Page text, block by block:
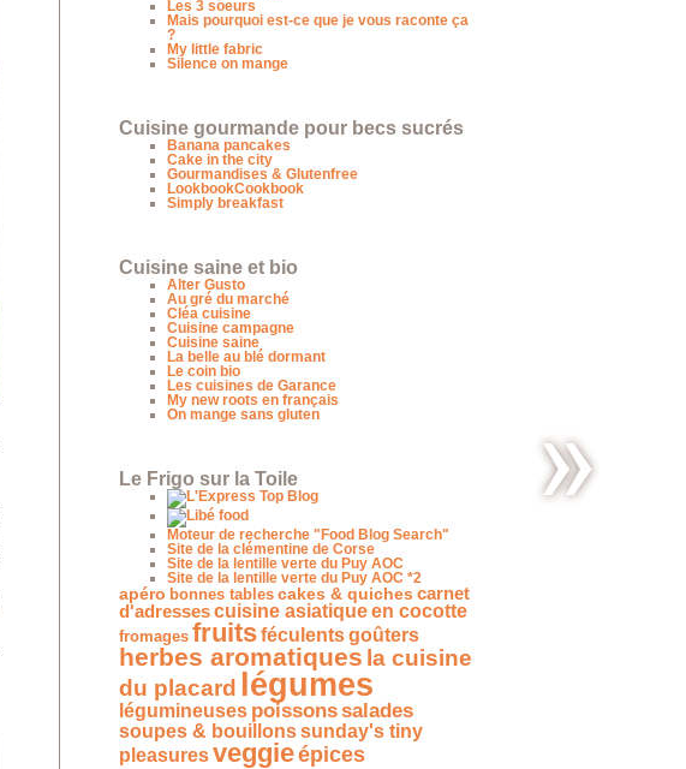
Les 3 soeurs
Mais pourquoi est-ce que je vous raconte ça
?
My little fabric
Silence on mange
Cuisine gourmande pour becs sucrés
Banana pancakes
Cake in the city
Gourmandises & Glutenfree
LookbookCookbook
Simply breakfast
Cuisine saine et bio
Alter Gusto
Au gré du marché
Cléa cuisine
Cuisine campagne
Cuisine saine
La belle au blé dormant
Le coin bio
Les cuisines de Garance
My new roots en français
On mange sans gluten
Le Frigo sur la Toile
Moteur de recherche "Food Blog Search"
Site de la clémentine de Corse
Site de la lentille verte du Puy AOC
Site de la lentille verte du Puy AOC *2
apéro bonnes tables cakes & quiches carnet
d'adressescuisine asiatiqueen cocotte
fromages fruitsféculentsgoûters
herbes aromatiques la cuisine
du placard légumes
légumineuses poissonssalades
soupes & bouillonssunday's tiny
pleasuresveggieépices